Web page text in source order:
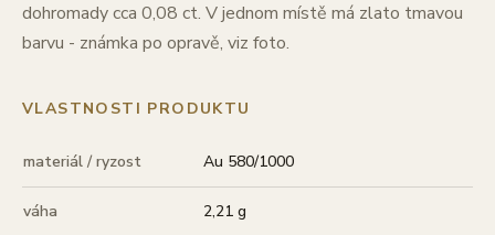
dohromady cca 0,08 ct. V jednom místě má zlato tmavou
barvu - známka po opravě, viz foto.
VLASTNOSTI PRODUKTU
materiál / ryzost Au 580/1000
váha 2,21 g